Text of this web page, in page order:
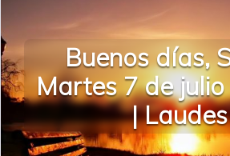
Buenos días,
Martes 7 de
| Laudes